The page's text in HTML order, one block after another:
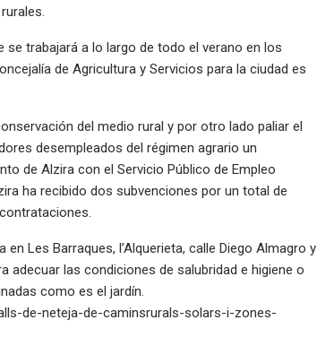
se trabajará a lo largo de todo el verano en los
de Agricultura y Servicios para la ciudad es
del medio rural y por otro lado paliar el
desempleados del régimen agrario un
de Alzira con el Servicio Público de Empleo
ha recibido dos subvenciones por un total de
Les Barraques, l’Alquerieta, calle Diego Almagro y
adecuar las condiciones de salubridad e higiene o
como es el jardín.
de-neteja-de-caminsrurals-solars-i-zones-